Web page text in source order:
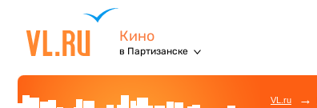
Кино
в Партизанске
VL.ru →